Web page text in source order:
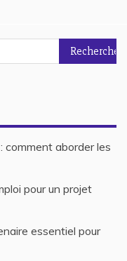
comment aborder les
pour un projet
essentiel pour